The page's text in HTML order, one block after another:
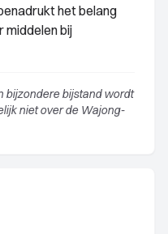
het belang
middelen bij
bijzondere bijstand wordt
niet over de Wajong-